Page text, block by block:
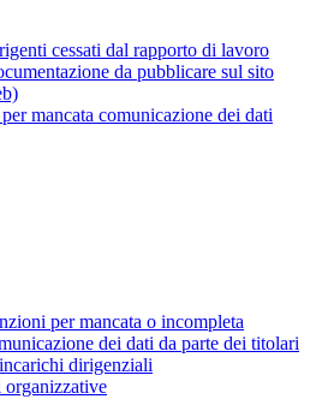
cessati dal rapporto di lavoro
da pubblicare sul sito
mancata comunicazione dei dati
per mancata o incompleta
dei dati da parte dei titolari
dirigenziali
organizzative